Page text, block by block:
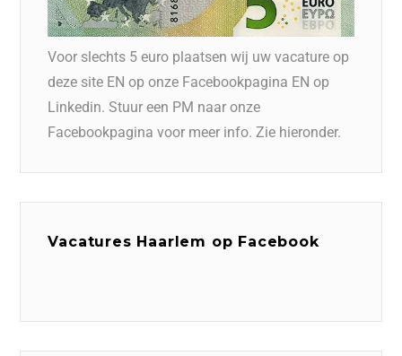
Voor slechts 5 euro plaatsen wij uw vacature op
deze site EN op onze Facebookpagina EN op
Linkedin. Stuur een PM naar onze
Facebookpagina voor meer info. Zie hieronder.
Vacatures Haarlem op Facebook